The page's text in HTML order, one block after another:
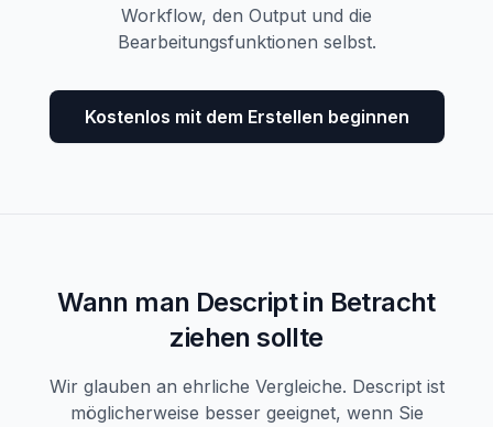
Workflow, den Output und die
Bearbeitungsfunktionen selbst.
Kostenlos mit dem Erstellen beginnen
Wann man Descript in Betracht
ziehen sollte
Wir glauben an ehrliche Vergleiche. Descript ist
möglicherweise besser geeignet, wenn Sie